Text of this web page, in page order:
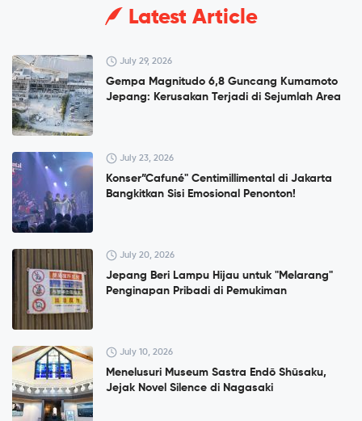
Latest Article
July 29, 2026
Gempa Magnitudo 6,8 Guncang Kumamoto
Jepang: Kerusakan Terjadi di Sejumlah Area
July 23, 2026
Konser”Cafuné" Centimillimental di Jakarta
Bangkitkan Sisi Emosional Penonton!
July 20, 2026
Jepang Beri Lampu Hijau untuk "Melarang"
Penginapan Pribadi di Pemukiman
July 10, 2026
Menelusuri Museum Sastra Endō Shūsaku,
Jejak Novel Silence di Nagasaki